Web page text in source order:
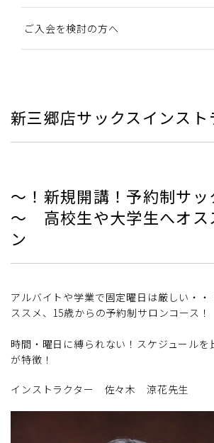
ご入会を検討の方へ
新三郷店サックスインスト
～！新規開講！予約制サッ
～ 高校生や大学生へオス
ン
アルバイトや学業で固定曜日は厳しい・
ススメ、15歳からの予約制サロンコース！
時間・曜日に縛られない！スケジュールを
が特徴！
インストラクター 佐々木 涼花先生